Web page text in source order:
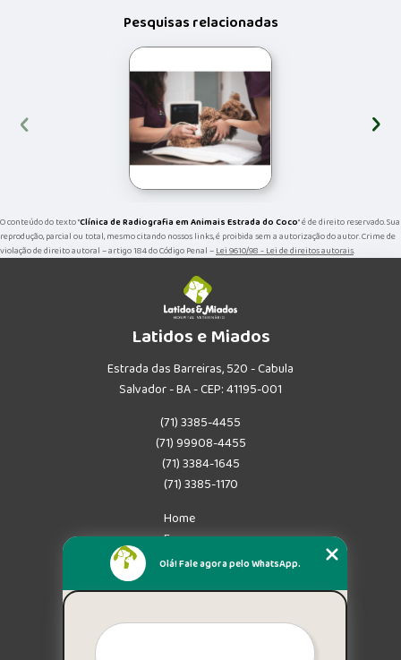
Pesquisas relacionadas
‹ ›
O conteúdo do texto "Clínica de Radiografia em Animais Estrada do Coco" é de direito reservado. Sua
reprodução, parcial ou total, mesmo citando nossos links, é proibida sem a autorização do autor. Crime de
violação de direito autoral – artigo 184 do Código Penal –Lei 9610/98 - Lei de direitos autorais.
Latidos e Miados
Estrada das Barreiras, 520 - Cabula
Salvador - BA - CEP: 41195-001
(71) 3385-4455
(71) 99908-4455
(71) 3384-1645
(71) 3385-1170
Home
Empresa
Missão
Mapa do site
Olá! Fale agora pelo WhatsApp.